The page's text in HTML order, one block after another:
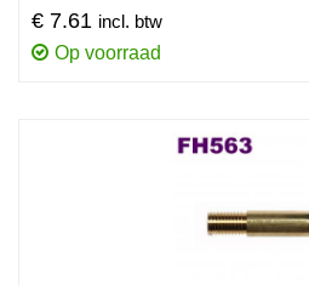
€ 7.61 incl. btw
Op voorraad